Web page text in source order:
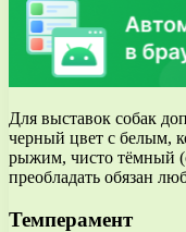
Для выставок собак
черный цвет с белым,
рыжим, чисто тёмный
преобладать обязан
Темперамент